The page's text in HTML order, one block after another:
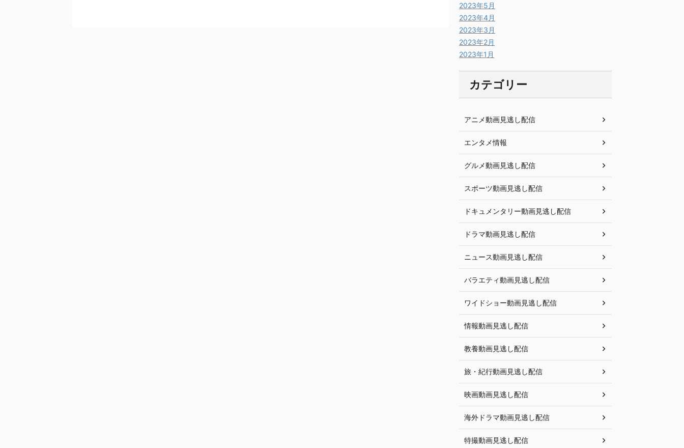
2023年5月
2023年4月
2023年3月
2023年2月
2023年1月
カテゴリー
アニメ動画見逃し配信
エンタメ情報
グルメ動画見逃し配信
スポーツ動画見逃し配信
ドキュメンタリー動画見逃し配信
ドラマ動画見逃し配信
ニュース動画見逃し配信
バラエティ動画見逃し配信
ワイドショー動画見逃し配信
情報動画見逃し配信
教養動画見逃し配信
旅・紀行動画見逃し配信
映画動画見逃し配信
海外ドラマ動画見逃し配信
特撮動画見逃し配信